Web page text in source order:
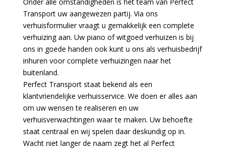
Transport uw aangewezen partij. Via ons
verhuisformulier vraagt u gemakkelijk een complete
verhuizing aan. Uw piano of witgoed verhuizen is bij
ons in goede handen ook kunt u ons als verhuisbedrijf
inhuren voor complete verhuizingen naar het
buitenland.
Perfect Transport staat bekend als een
klantvriendelijke verhuisservice. We doen er alles aan
om uw wensen te realiseren en uw
verhuisverwachtingen waar te maken. Uw behoefte
staat centraal en wij spelen daar deskundig op in.
Wacht niet langer de naam zegt het al Perfect